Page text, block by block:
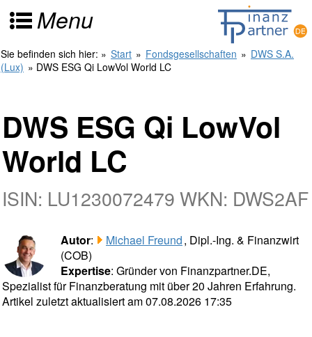
Menu
Sie befinden sich hier: » Start » Fondsgesellschaften » DWS S.A.
(Lux) » DWS ESG Qi LowVol World LC
DWS ESG Qi LowVol
World LC
ISIN: LU1230072479 WKN: DWS2AF
Autor: Michael Freund, Dipl.-Ing. & Finanzwirt
(COB)
Expertise: Gründer von Finanzpartner.DE,
Spezialist für Finanzberatung mit über 20 Jahren Erfahrung.
Artikel zuletzt aktualisiert am 07.08.2026 17:35